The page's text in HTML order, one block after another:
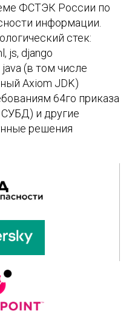
ФСТЭК России по
информации.
стек:
js, django
java (в том числе
Axiom JDK)
64го приказа
и другие
решения